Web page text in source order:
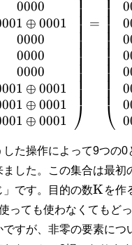
0000
001 ⊕ 0001
0000
0000
0000
001 ⊕ 0001
001 ⊕ 0001
001 ⊕ 0001 ⎠⎟⎟⎟⎟⎟⎟⎟⎟⎟⎟⎟⎟ =
⎝
⎜
⎜⎜⎜⎜⎜⎜⎜⎜⎜⎜⎜
0
0
0
0
0
0
0
0
した操作によって9つの0
ました。この集合は最初
」です。目的の数K を作
っても使わなくてもど
ですが、非零の要素につ